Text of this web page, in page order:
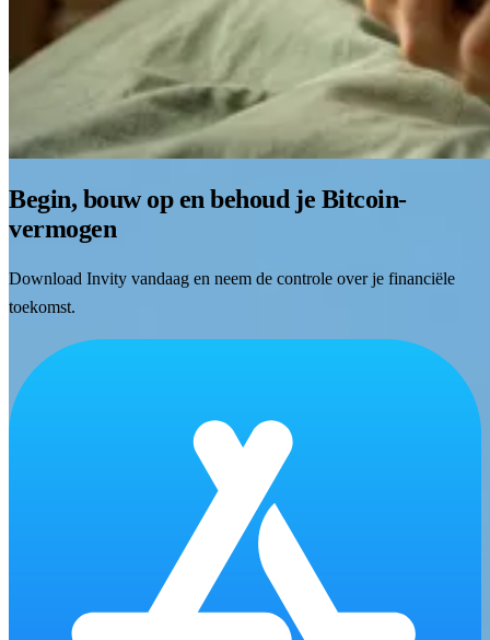
Begin, bouw op en behoud je Bitcoin-
vermogen
Download Invity vandaag en neem de controle over je financiële
toekomst.